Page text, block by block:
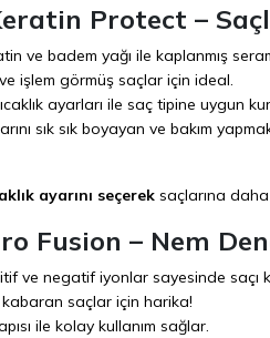
Protect –
ve badem yağı ile kaplanmış
ve işlem görmüş saçlar için ideal.
ayarları ile saç tipine uygun
sık sık boyayan ve bakım
ayarını seçerek saçlarına
Fusion – Nem
ve negatif iyonlar sayesinde saçı
kabaran saçlar için harika!
ile kolay kullanım sağlar.